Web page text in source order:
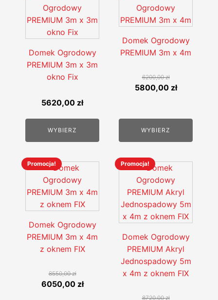
Domek Ogrodowy
PREMIUM 3m x 3m
okno Fix
5620,00 zł
WYBIERZ
produkt
ma
Opcje
można
wybrać
stronie
produktu
Domek Ogrodowy
PREMIUM 3m x 4m
6200,00zł
Pierwotna
5800,00 złAktualna
WYBIERZ
produkt
ma
wariantów.
Opcje
wybrać
produktu
Promocja!
Domek Ogrodowy
PREMIUM 3m x 4m
z oknem FIX
8550,00zł
Pierwotna
6050,00 złAktualna
Ten
produkt
ma
wiele
Opcje
można
wybrać
stronie
produktu
Promocja!
Domek Ogrodowy
PREMIUM Akryl
Jednospadowy 5m
x 4m z oknem FIX
8720,00zł
Ten
produkt
ma
wiele
wariantów.
można
wybrać
na
stronie